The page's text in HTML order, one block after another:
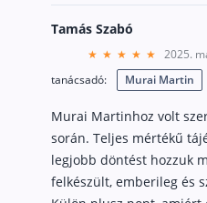
Tamás Szabó
2025.
tanácsadó:
Murai Martin
Murai Martinhoz volt
során. Teljes mértékű
legjobb döntést hozzuk
felkészült, emberileg és